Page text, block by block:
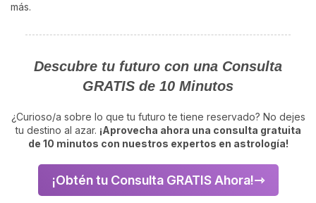
más.
Descubre tu futuro con una Consulta
GRATIS de 10 Minutos
¿Curioso/a sobre lo que tu futuro te tiene reservado? No dejes
tu destino al azar. ¡Aprovecha ahora una consulta gratuita
de 10 minutos con nuestros expertos en astrología!
¡Obtén tu Consulta GRATIS Ahora!